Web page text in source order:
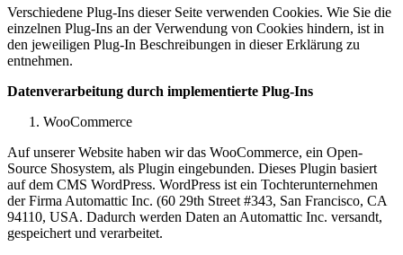
Verschiedene Plug-Ins dieser Seite verwenden Cookies. Wie Sie die
einzelnen Plug-Ins an der Verwendung von Cookies hindern, ist in
den jeweiligen Plug-In Beschreibungen in dieser Erklärung zu
entnehmen.
Datenverarbeitung durch implementierte Plug-Ins
WooCommerce
Auf unserer Website haben wir das WooCommerce, ein Open-
Source Shosystem, als Plugin eingebunden. Dieses Plugin basiert
auf dem CMS WordPress. WordPress ist ein Tochterunternehmen
der Firma Automattic Inc. (60 29th Street #343, San Francisco, CA
94110, USA. Dadurch werden Daten an Automattic Inc. versandt,
gespeichert und verarbeitet.